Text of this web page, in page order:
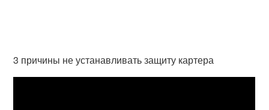
3 причины не устанавливать защиту картера